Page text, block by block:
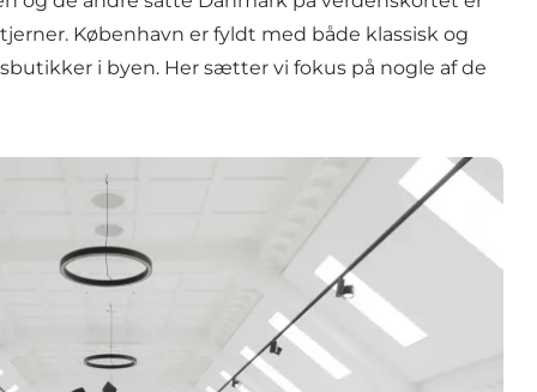
København er fyldt med både klassisk og
i byen. Her sætter vi fokus på nogle af de